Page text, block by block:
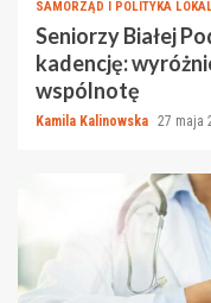
SAMORZĄD I POLITYKA
Seniorzy Białej
kadencję:
wspólnotę
Kamila Kalinowska 27 maja